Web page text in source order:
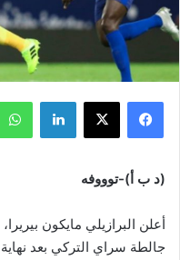
فيسبوك ‫X لينكدإن
(د ب أ)-توووفه
أعلن البرازيلي مايكون
جالطة سراي التركي بعد